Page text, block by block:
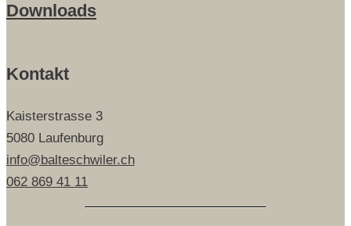
Downloads
Kontakt
Kaisterstrasse 3
5080 Laufenburg
info@balteschwiler.ch
062 869 41 11